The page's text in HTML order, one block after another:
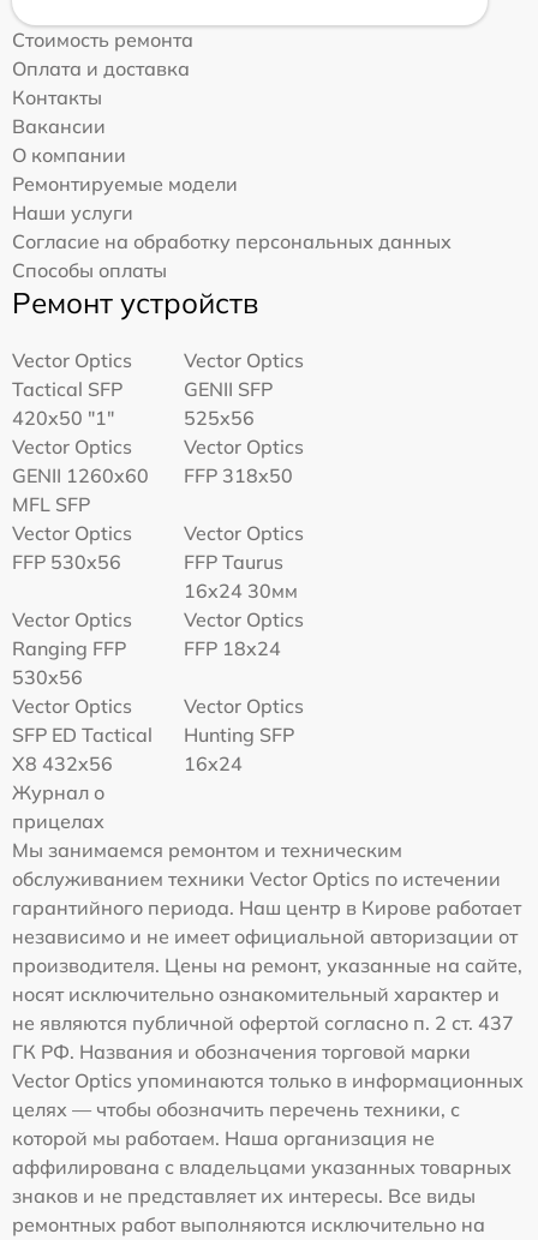
Стоимость ремонта
Оплата и доставка
Контакты
Вакансии
О компании
Ремонтируемые модели
Наши услуги
Согласие на обработку персональных данных
Способы оплаты
Ремонт устройств
Vector Optics
Tactical SFP
420x50 "1"
Vector Optics
GENII SFP
525x56
Vector Optics
GENII 1260x60
MFL SFP
Vector Optics
FFP 318x50
Vector Optics
FFP 530x56
Vector Optics
FFP Taurus
16x24 30мм
Vector Optics
Ranging FFP
530x56
Vector Optics
FFP 18x24
Vector Optics
SFP ED Tactical
X8 432x56
Vector Optics
Hunting SFP
16x24
Журнал о
прицелах
Мы занимаемся ремонтом и техническим
обслуживанием техники Vector Optics по истечении
гарантийного периода. Наш центр в Кирове работает
независимо и не имеет официальной авторизации от
производителя. Цены на ремонт, указанные на сайте,
носят исключительно ознакомительный характер и
не являются публичной офертой согласно п. 2 ст. 437
ГК РФ. Названия и обозначения торговой марки
Vector Optics упоминаются только в информационных
целях — чтобы обозначить перечень техники, с
которой мы работаем. Наша организация не
аффилирована с владельцами указанных товарных
знаков и не представляет их интересы. Все виды
ремонтных работ выполняются исключительно на